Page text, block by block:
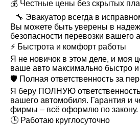
💰 Честные цены без скрытых
🔧 Эвакуатор всегда в
Вы можете быть уверены в
безопасности перевозки вашего
⚡ Быстрота и комфорт работы
Я не новичок в этом деле, и моя
ваше авто максимально быстро и
🛡️ Полная ответственность за
Я беру ПОЛНУЮ ответственность
вашего автомобиля. Гарантия и
фирмы – всё оформлю по закону.
🕒 Работаю круглосуточно